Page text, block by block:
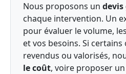
Nous proposons un
chaque intervention. Un
pour évaluer le volume,
et vos besoins. Si
revendus ou valorisés,
le coût, voire proposer un